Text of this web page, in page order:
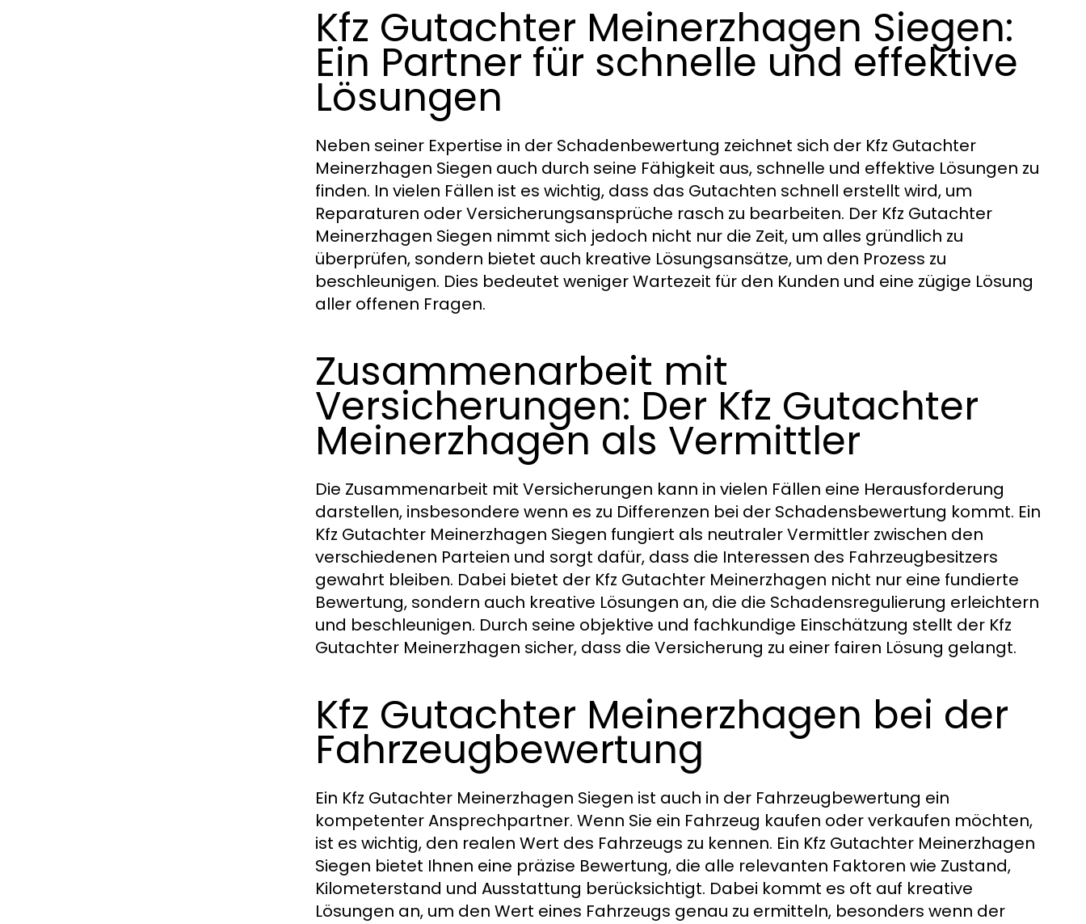
Kfz Gutachter Meinerzhagen Siegen:
Ein Partner für schnelle und effektive
Lösungen
Neben seiner Expertise in der Schadenbewertung zeichnet sich der Kfz Gutachter
Meinerzhagen Siegen auch durch seine Fähigkeit aus, schnelle und effektive Lösungen zu
finden. In vielen Fällen ist es wichtig, dass das Gutachten schnell erstellt wird, um
Reparaturen oder Versicherungsansprüche rasch zu bearbeiten. Der Kfz Gutachter
Meinerzhagen Siegen nimmt sich jedoch nicht nur die Zeit, um alles gründlich zu
überprüfen, sondern bietet auch kreative Lösungsansätze, um den Prozess zu
beschleunigen. Dies bedeutet weniger Wartezeit für den Kunden und eine zügige Lösung
aller offenen Fragen.
Zusammenarbeit mit
Versicherungen: Der Kfz Gutachter
Meinerzhagen als Vermittler
Die Zusammenarbeit mit Versicherungen kann in vielen Fällen eine Herausforderung
darstellen, insbesondere wenn es zu Differenzen bei der Schadensbewertung kommt. Ein
Kfz Gutachter Meinerzhagen Siegen fungiert als neutraler Vermittler zwischen den
verschiedenen Parteien und sorgt dafür, dass die Interessen des Fahrzeugbesitzers
gewahrt bleiben. Dabei bietet der Kfz Gutachter Meinerzhagen nicht nur eine fundierte
Bewertung, sondern auch kreative Lösungen an, die die Schadensregulierung erleichtern
und beschleunigen. Durch seine objektive und fachkundige Einschätzung stellt der Kfz
Gutachter Meinerzhagen sicher, dass die Versicherung zu einer fairen Lösung gelangt.
Kfz Gutachter Meinerzhagen bei der
Fahrzeugbewertung
Ein Kfz Gutachter Meinerzhagen Siegen ist auch in der Fahrzeugbewertung ein
kompetenter Ansprechpartner. Wenn Sie ein Fahrzeug kaufen oder verkaufen möchten,
ist es wichtig, den realen Wert des Fahrzeugs zu kennen. Ein Kfz Gutachter Meinerzhagen
Siegen bietet Ihnen eine präzise Bewertung, die alle relevanten Faktoren wie Zustand,
Kilometerstand und Ausstattung berücksichtigt. Dabei kommt es oft auf kreative
Lösungen an, um den Wert eines Fahrzeugs genau zu ermitteln, besonders wenn der